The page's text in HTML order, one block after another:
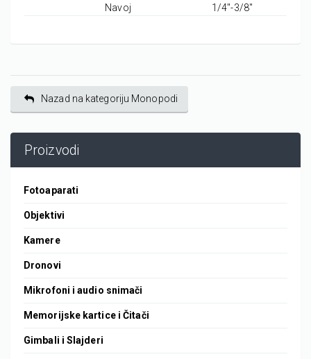
Navoj
1/4"-3/8"
Nazad na kategoriju Monopodi
Proizvodi
Fotoaparati
Objektivi
Kamere
Dronovi
Mikrofoni i audio snimači
Memorijske kartice i Čitači
Gimbali i Slajderi